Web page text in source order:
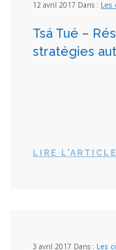
12 avril 2017 Dans : Les
Tsá Tué –
stratégies
LIRE L'ARTICLE
3 avril 2017 Dans : Les